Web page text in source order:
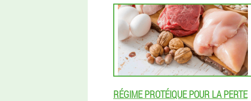
RÉGIME PROTÉIQUE POUR LA PERTE